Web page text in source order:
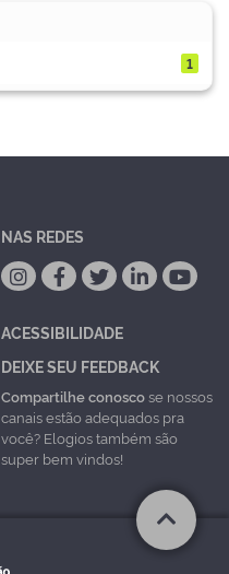
1
NAS REDES
ACESSIBILIDADE
DEIXE SEU FEEDBACK
Compartilhe conoscose nossos
canais estão adequados pra
você? Elogios também são
super bem vindos!